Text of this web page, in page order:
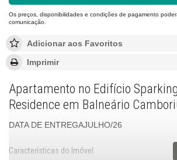
Os preços, disponibilidades e condições de pagamento
comunicação.
Adicionar aos Favoritos
Imprimir
Apartamento no Edifício
Residence em Balneário
DATA DE ENTREGAJULHO/26
Características do Imóvel